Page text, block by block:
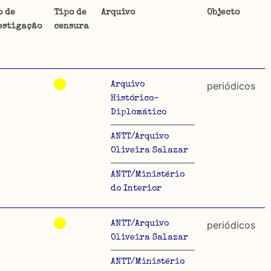
de
Tipo de
censura
Arquivo Objecto
Arquivo
Histórico-
Diplomático
ANTT/Arquivo
Oliveira Salazar
ANTT/Ministério
do Interior
periódicos
ANTT/Arquivo
Oliveira Salazar
ANTT/Ministério
periódicos